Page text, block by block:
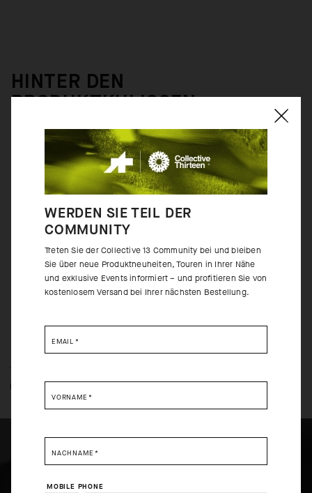
HINTER DEN
PRODUKTKULISSEN
Aerodynamische Renntrikots lassen keinen Raum für falsch sitzende Skin
Layer. Deshalb haben wir das neue NS Skin Layer so entworfen, dass es
ohne Probleme unter hautengen Trikots getragen werden kann und dabei
auch bessere Feuchtigkeitskontrolle und Kühlung bietet als die Haut
selbst. Die Ärmel aus Push Pull-Material unserer Renntrikots laufen vor
Höchstform auf. Wir haben uns daher vollständig gegen Ärmel
entschieden und den leichtesten, atmungsaktivstem und unauffälligstem
Skin Layer aller Zeiten geschaffen.
TECHNOLOGIE: ÜBERBLICK
GENAUERE ANGABEN
SELECT YOUR COUNTRY
WERDEN SIE TEIL DER
COMMUNITY
Treten Sie der Collective 13 Community bei und bleiben
Sie über neue Produktneuheiten, Touren in Ihrer Nähe
und exklusive Events informiert – und profitieren Sie von
kostenlosem Versand bei Ihrer nächsten Bestellung.
EMAIL *
VORNAME *
NACHNAME *
MOBILE PHONE